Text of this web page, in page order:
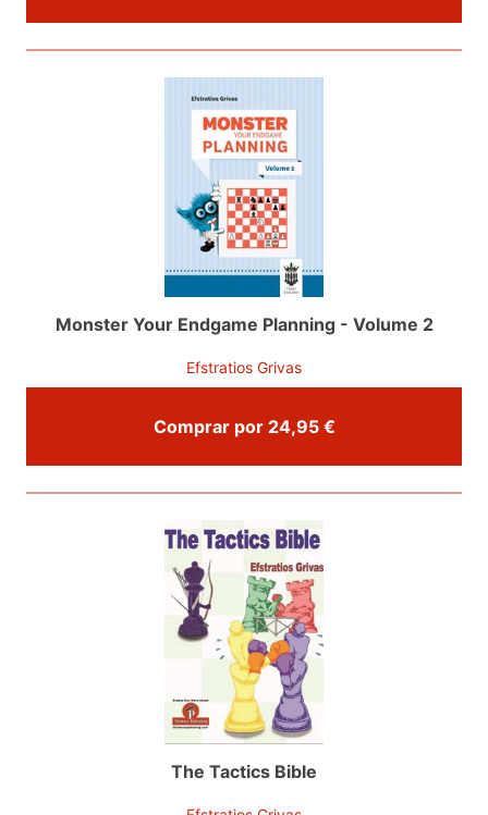
Monster Your Endgame Planning - Volume 2
Efstratios Grivas
Comprar por 24,95 €
The Tactics Bible